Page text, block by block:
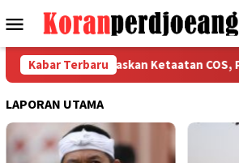
ke
Menu
Mobile
Kabar Terbaru
Bekasi Tegaskan Ketaatan COS,
LAPORAN UTAMA